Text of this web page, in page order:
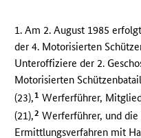
1. Am 2. August 1985
der 4. Motorisierten
Unteroffiziere der 2.
Motorisierten
(23),1 Werferführer,
(21),2 Werferführer, und
Ermittlungsverfahren mit